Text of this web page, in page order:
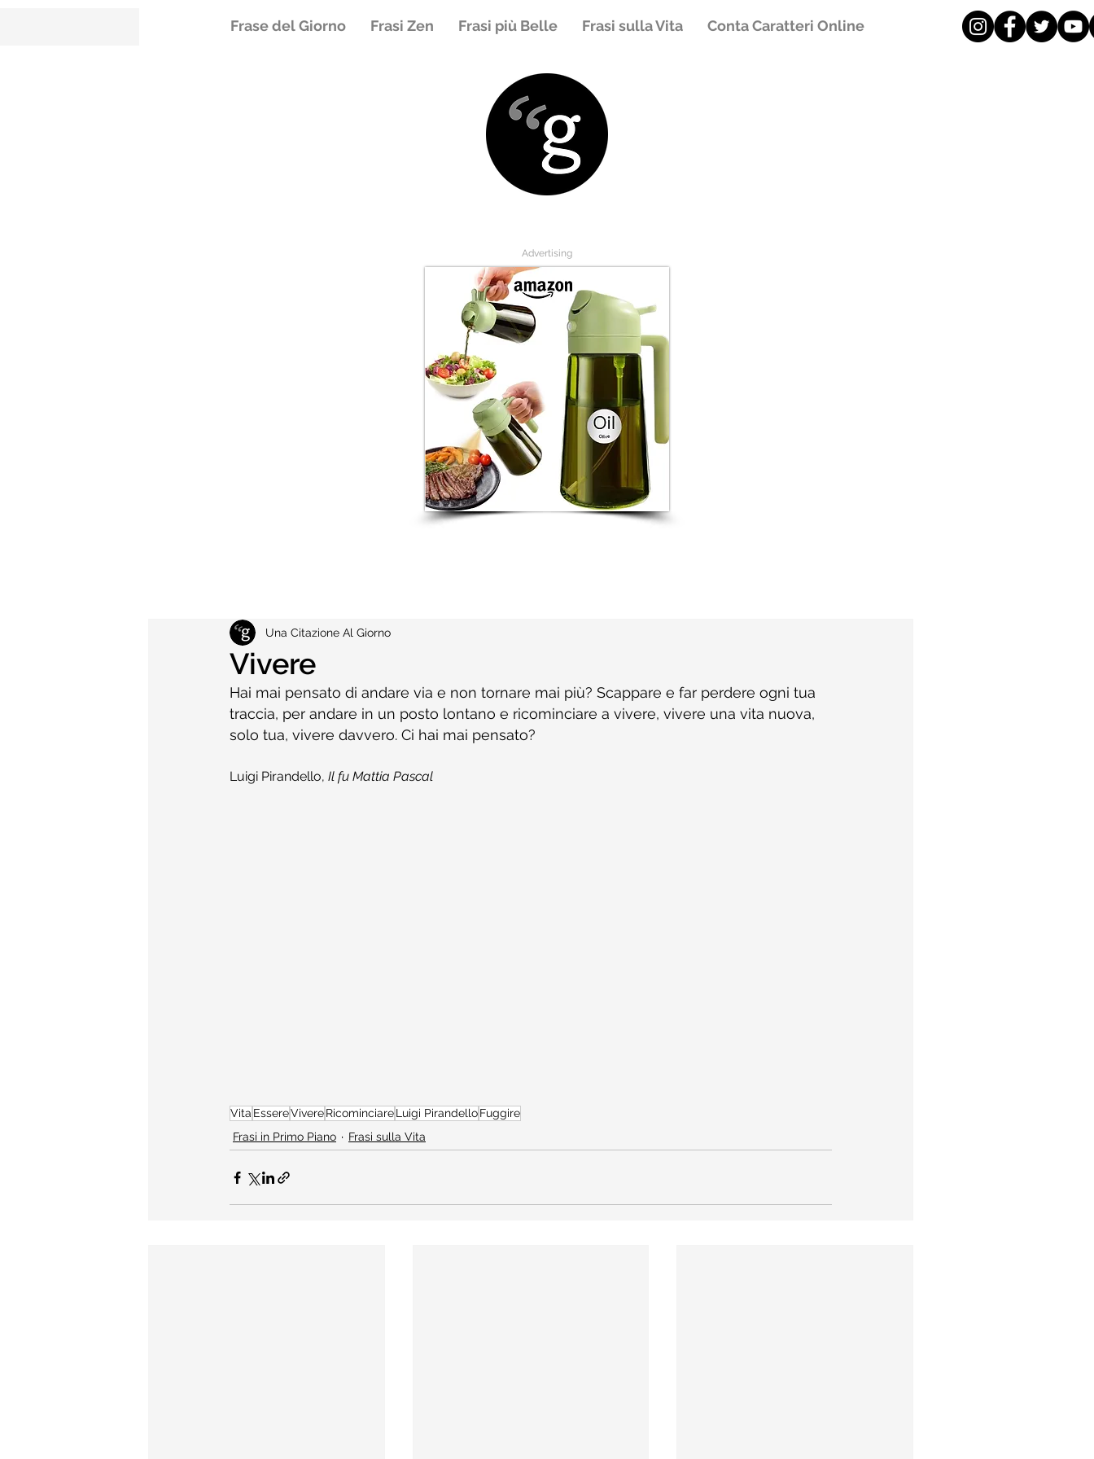
Frase del Giorno Frasi Zen Frasi più Belle Frasi sulla Vita Conta Caratteri Online
Vivere
Una Citazione Al Giorno
Hai mai pensato di andare via e non tornare mai più? Scappare e far perdere ogni tua
traccia, per andare in un posto lontano e ricominciare a vivere, vivere una vita nuova,
solo tua, vivere davvero. Ci hai mai pensato?
Luigi Pirandello, Il fu Mattia Pascal
Vita EssereVivereRicominciareLuigi PirandelloFuggire
Frasi in Primo Piano
Frasi sulla Vita
Advertising